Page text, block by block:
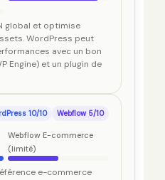
global et optimise
WordPress peut
avec un bon
Engine) et un plugin de
10/10 Webflow 5/10
Webflow E-commerce
(limité)
e-commerce